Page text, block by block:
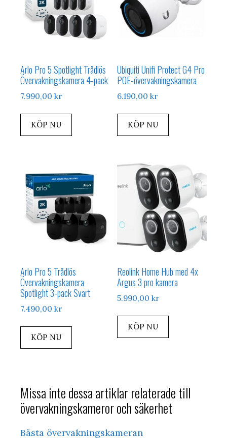
Arlo Pro 5 Spotlight Trådlös
Övervakningskamera 4-pack
7.990,00 kr
KÖP NU
Ubiquiti Unifi Protect G4 Pro
POE-övervakningskamera
6.190,00kr
KÖP NU
Arlo Pro 5 Trådlös
Övervakningskamera
Spotlight 3-pack Svart
7.490,00 kr
KÖP NU
Reolink Home Hub med 4x
Argus 3 pro kamera
5.990,00kr
KÖP NU
Missa inte dessa artiklar relaterade till
övervakningskameror och säkerhet
Bästa övervakningskameran